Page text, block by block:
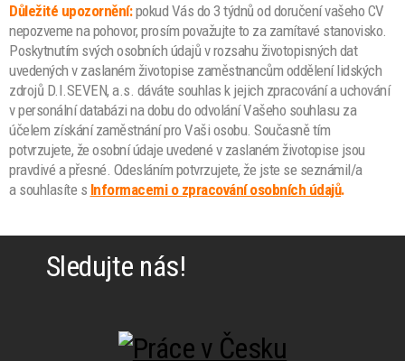
Důležité upozornění:pokud Vás do 3 týdnů od doručení vašeho CV
nepozveme na pohovor, prosím považujte to za zamítavé stanovisko.
Poskytnutím svých osobních údajů v rozsahu životopisných dat
uvedených v zaslaném životopise zaměstnancům oddělení lidských
zdrojů D.I.SEVEN, a.s. dáváte souhlas k jejich zpracování a uchování
v personální databázi na dobu do odvolání Vašeho souhlasu za
účelem získání zaměstnání pro Vaši osobu. Současně tím
potvrzujete, že osobní údaje uvedené v zaslaném životopise jsou
pravdivé a přesné. Odesláním potvrzujete, že jste se seznámil/a
a souhlasíte s Informacemi o zpracování osobních údajů.
Sledujte nás!